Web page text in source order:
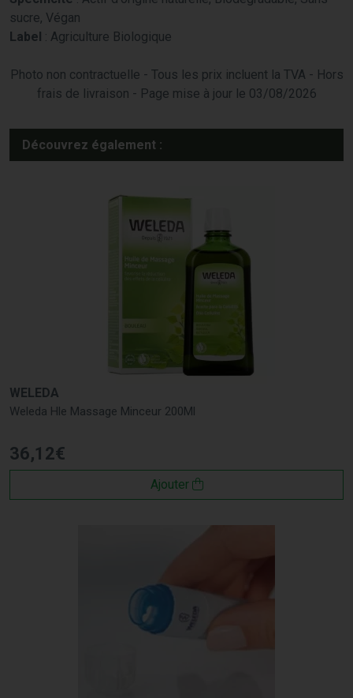
sucre, Végan
Label : Agriculture Biologique
Photo non contractuelle - Tous les prix incluent la TVA - Hors
frais de livraison - Page mise à jour le 03/08/2026
Découvrez également :
WELEDA
Weleda Hle Massage Minceur 200Ml
36,12€
Ajouter